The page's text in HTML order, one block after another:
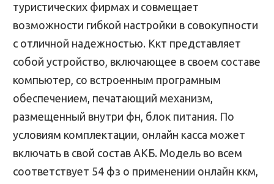
туристических фирмах и совмещает
возможности гибкой настройки в совокупности
с отличной надежностью. Ккт представляет
собой устройство, включающее в своем составе
компьютер, со встроенным програмным
обеспечением, печатающий механизм,
размещенный внутри фн, блок питания. По
условиям комплектации, онлайн касса может
включать в свой состав АКБ. Модель во всем
соответствует 54 фз о применении онлайн ккм,